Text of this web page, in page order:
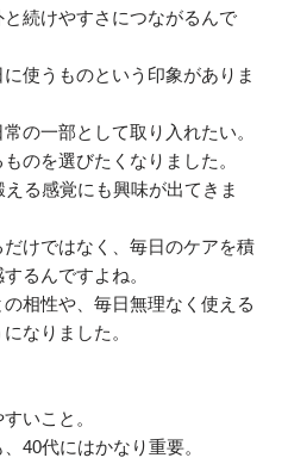
続けやすさにつながるんで
使うものという印象がありま
の一部として取り入れたい。
のを選びたくなりました。
る感覚にも興味が出てきま
けではなく、毎日のケアを積
るんですよね。
相性や、毎日無理なく使える
なりました。
いこと。
40代にはかなり重要。